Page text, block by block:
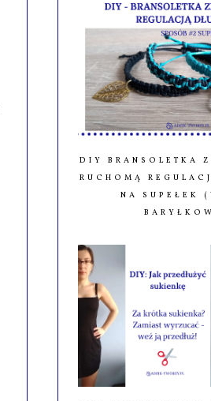
DIY BRANSOLETKA
RUCHOMĄ
NA SUPEŁEK